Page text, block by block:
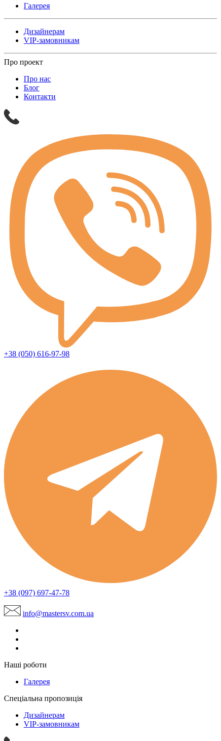
Галерея
Дизайнерам
VIP-замовникам
Про проект
Про нас
Блог
Контакти
+38 (050) 616-97-98
+38 (097) 697-47-78
info@mastersv.com.ua
Наші роботи
Галерея
Спеціальна пропозиція
Дизайнерам
VIP-замовникам